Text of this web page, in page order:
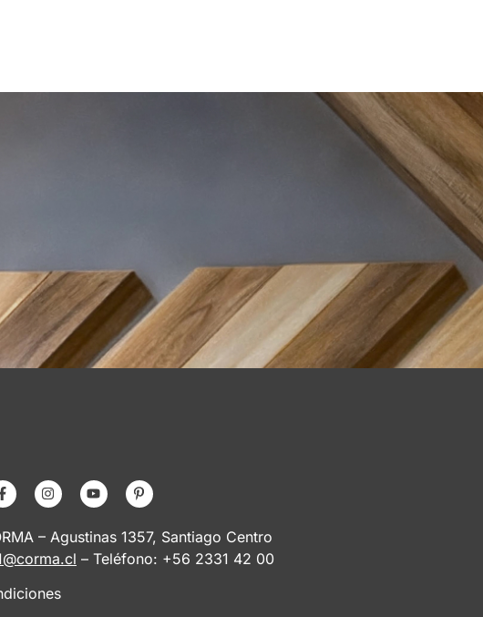
– Agustinas 1357, Santiago Centro
– Teléfono: +56 2331 42 00